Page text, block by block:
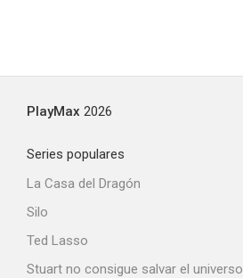
PlayMax 2026
Series populares
La Casa del Dragón
Silo
Ted Lasso
Stuart no consigue salvar el universo